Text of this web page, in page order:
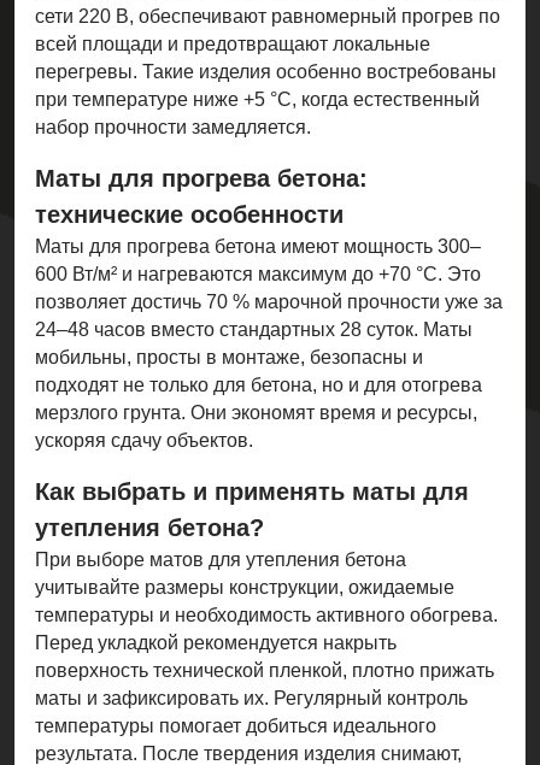
сети 220 В, обеспечивают равномерный прогрев по
всей площади и предотвращают локальные
перегревы. Такие изделия особенно востребованы
при температуре ниже +5 °C, когда естественный
набор прочности замедляется.
Маты для прогрева бетона:
технические особенности
Маты для прогрева бетона имеют мощность 300–
600 Вт/м² и нагреваются максимум до +70 °C. Это
позволяет достичь 70 % марочной прочности уже за
24–48 часов вместо стандартных 28 суток. Маты
мобильны, просты в монтаже, безопасны и
подходят не только для бетона, но и для отогрева
мерзлого грунта. Они экономят время и ресурсы,
ускоряя сдачу объектов.
Как выбрать и применять маты для
утепления бетона?
При выборе матов для утепления бетона
учитывайте размеры конструкции, ожидаемые
температуры и необходимость активного обогрева.
Перед укладкой рекомендуется накрыть
поверхность технической пленкой, плотно прижать
маты и зафиксировать их. Регулярный контроль
температуры помогает добиться идеального
результата. После твердения изделия снимают,